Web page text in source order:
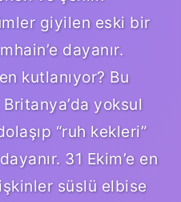
giyilen eski bir
dayanır.
kutlanıyor? Bu
yoksul
“ruh kekleri”
31 Ekim’e en
süslü elbise